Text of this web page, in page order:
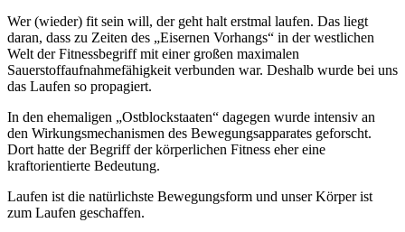
Wer (wieder) fit sein will, der geht halt erstmal laufen. Das liegt
daran, dass zu Zeiten des „Eisernen Vorhangs“ in der westlichen
Welt der Fitnessbegriff mit einer großen maximalen
Sauerstoffaufnahmefähigkeit verbunden war. Deshalb wurde bei uns
das Laufen so propagiert.
In den ehemaligen „Ostblockstaaten“ dagegen wurde intensiv an
den Wirkungsmechanismen des Bewegungsapparates geforscht.
Dort hatte der Begriff der körperlichen Fitness eher eine
kraftorientierte Bedeutung.
Laufen ist die natürlichste Bewegungsform und unser Körper ist
zum Laufen geschaffen.